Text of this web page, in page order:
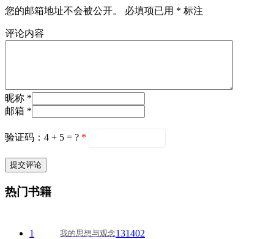
您的邮箱地址不会被公开。 必填项已用 * 标注
评论内容
昵称 *
邮箱 *
验证码：4 + 5 = ? *
热门书籍
1 我的思想与观念131402